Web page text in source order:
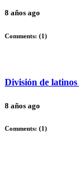
8 años ago
Comments: (1)
División de
8 años ago
Comments: (1)